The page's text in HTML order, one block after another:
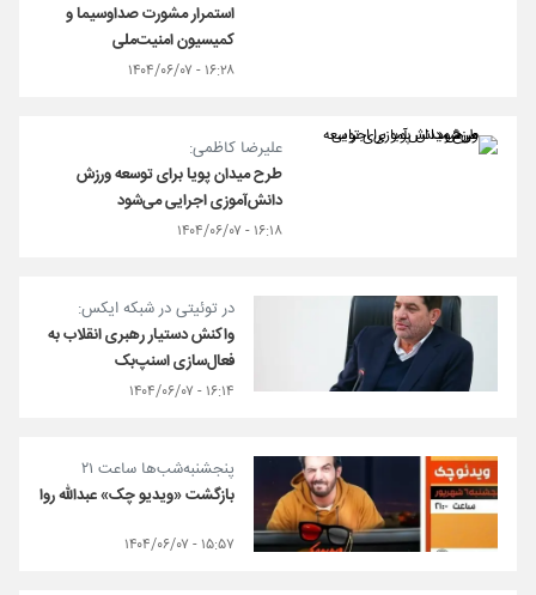
استمرار مشورت صداوسیما و
کمیسیون امنیت‌ملی
۱۶:۲۸ - ۱۴۰۴/۰۶/۰۷
علیرضا کاظمی:
طرح میدان پویا برای توسعه ورزش
دانش‌آموزی اجرایی می‌شود
۱۶:۱۸ - ۱۴۰۴/۰۶/۰۷
در توئیتی در شبکه ایکس:
واکنش دستیار رهبری انقلاب به
فعال‌سازی اسنپ‌بک
۱۶:۱۴ - ۱۴۰۴/۰۶/۰۷
پنجشنبه‌شب‌ها ساعت ۲۱
بازگشت «ویدیو چک» عبدالله روا
۱۵:۵۷ - ۱۴۰۴/۰۶/۰۷